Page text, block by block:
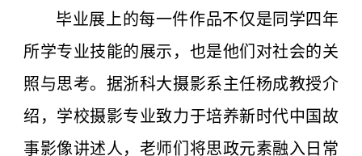
毕业展上的每一件作品不仅是同学四年
所学专业技能的展示，也是他们对社会的关
照与思考。据浙科大摄影系主任杨成教授介
绍，学校摄影专业致力于培养新时代中国故
事影像讲述人，老师们将思政元素融入日常